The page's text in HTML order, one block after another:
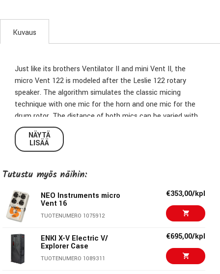
Kuvaus
Just like its brothers Ventilator II and mini Vent II, the
micro Vent 122 is modeled after the Leslie 122 rotary
speaker. The algorithm simulates the classic micing
technique with one mic for the horn and one mic for the
drum rotor. The distance of both mics can be varied with
the DISTANCE pot. Just like the monstrous original, the
micro Vent 122 sounds rich and complex with deep
movement and modulation. Perfect for rotary sounds that
Key Features
For guitar, bass and keys
Leslie 122 emulation (micro Vent 122), Vibratone
Extremely powerful SHARC DSP
Standard size stompbox enclosure
9V DC standard negative polarity
NÄYTÄ
LISÄÄ
Tutustu myös näihin:
NEO Instruments micro
Vent 16
TUOTENUMERO 1075912
€353,00/kpl
ENKI X-V Electric V/
Explorer Case
TUOTENUMERO 1089311
€695,00/kpl